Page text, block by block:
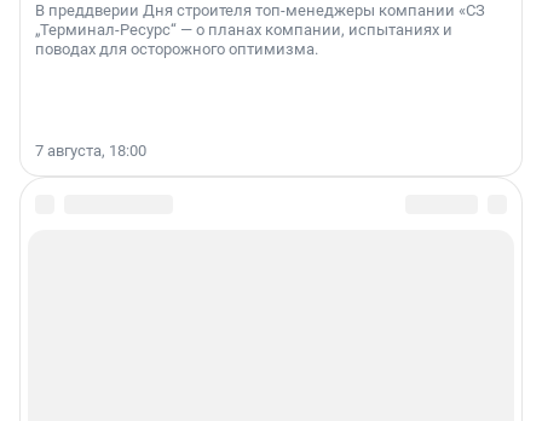
В преддверии Дня строителя топ-менеджеры компании «СЗ
„Терминал-Ресурс“ — о планах компании, испытаниях и
поводах для осторожного оптимизма.
7 августа, 18:00